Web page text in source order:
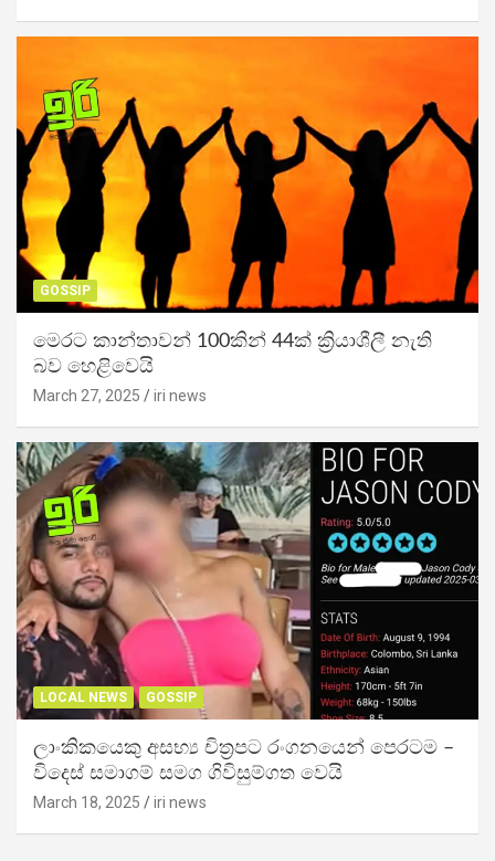
GOSSIP
මෙරට කාන්තාවන් 100කින් 44ක් ක්‍රියාශීලී නැති
බව හෙළිවෙයි
March 27, 2025 iri news
LOCAL NEWS GOSSIP
ලාංකිකයෙකු අසභ්‍ය චිත්‍රපට රංගනයෙන් පෙරටම –
විදෙස් සමාගම් සමග ගිවිසුම්ගත වෙයි
March 18, 2025 iri news